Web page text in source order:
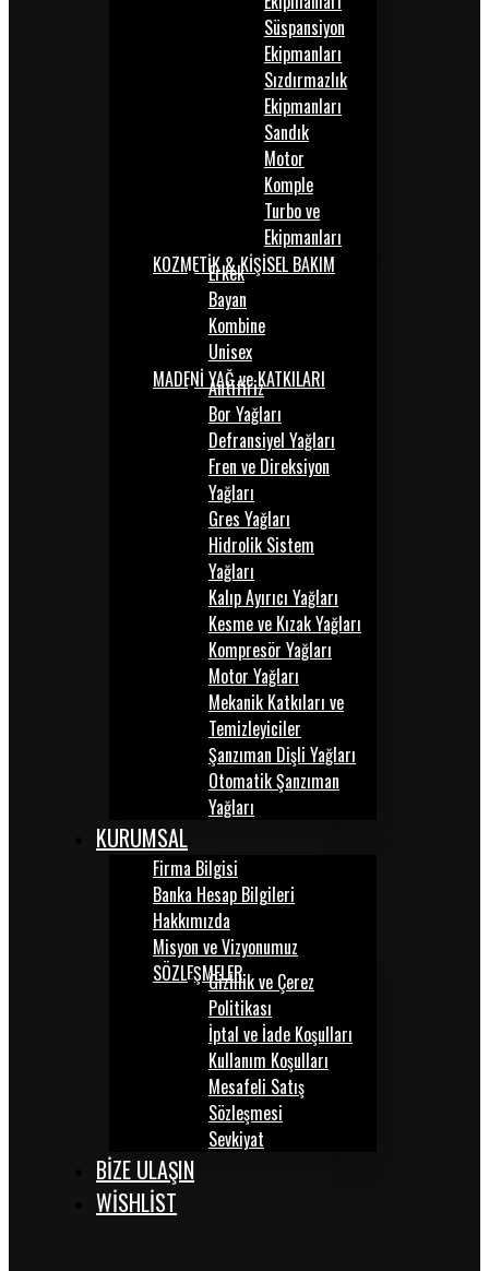
Süspansiyon
Ekipmanları
Sızdırmazlık
Ekipmanları
Sandık
Motor
Komple
Turbo ve
Ekipmanları
KOZMETİK & KİŞİSEL BAKIM
Erkek
Bayan
Kombine
Unisex
MADENİ YAĞ ve KATKILARI
Antifiriz
Bor Yağları
Defransiyel Yağları
Fren ve Direksiyon
Yağları
Gres Yağları
Hidrolik Sistem
Yağları
Kalıp Ayırıcı Yağları
Kesme ve Kızak Yağları
Kompresör Yağları
Motor Yağları
Mekanik Katkıları ve
Temizleyiciler
Şanzıman Dişli Yağları
Otomatik Şanzıman
Yağları
KURUMSAL
Firma Bilgisi
Banka Hesap Bilgileri
Hakkımızda
Misyon ve Vizyonumuz
SÖZLEŞMELERGizlilik ve Çerez
Politikası
İptal ve İade Koşulları
Kullanım Koşulları
Mesafeli Satış
Sözleşmesi
Sevkiyat
BİZE ULAŞIN
WISHLIST